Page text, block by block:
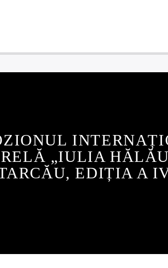
„IULIA
EDIȚIA A